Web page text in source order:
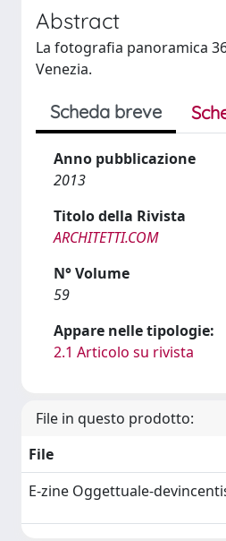
Abstract
La fotografia panoramica
Venezia.
Scheda breve
Anno pubblicazione
2013
Titolo della Rivista
ARCHITETTI.COM
N° Volume
59
Appare nelle tipologie:
2.1 Articolo su rivista
File in questo prodotto:
File
E-zine Oggettuale-